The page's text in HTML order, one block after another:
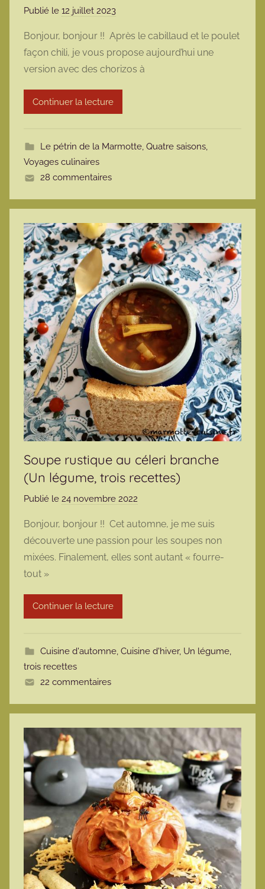
Publié le 12 juillet 2023
r
m
a
r
t
Bonjour, bonjour !! Après le cabillaud et le poulet
façon chili, je vous propose aujourd’hui une
version avec des chorizos à
Continuer la lecture
Le pétrin de la Marmotte, Quatre saisons,
Voyages culinaires
28 commentaires
Soupe rustique au céleri branche
(Un légume, trois recettes)
Publié le 24 novembre 2022
r
m
a
e
Bonjour, bonjour !! Cet automne, je me suis
découverte une passion pour les soupes non
mixées. Finalement, elles sont autant « fourre-
tout »
Continuer la lecture
Cuisine d'automne, Cuisine d'hiver, Un légume,
trois recettes
22 commentaires